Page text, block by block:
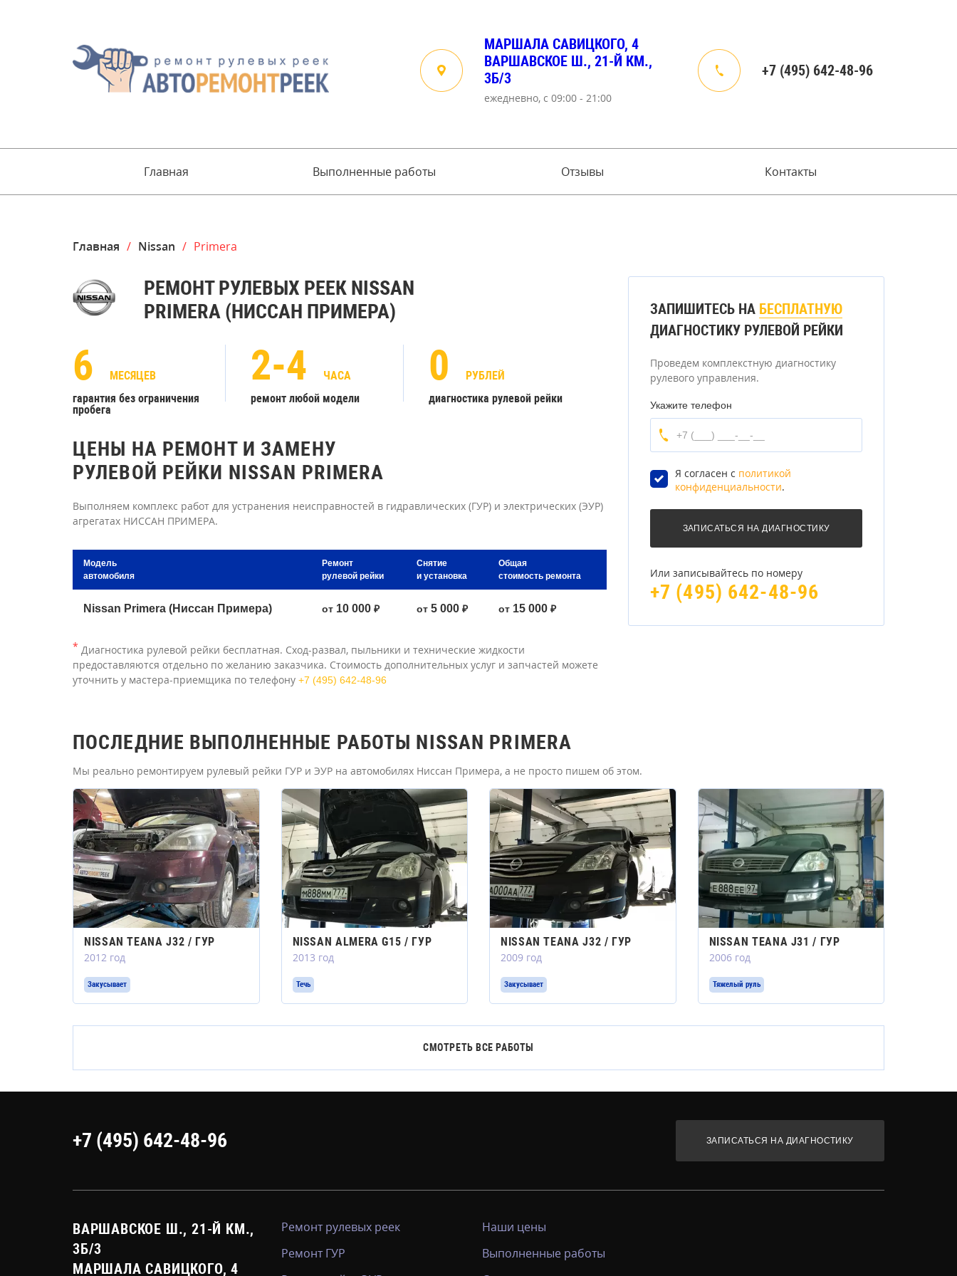
МАРШАЛА САВИЦКОГО, 4
ВАРШАВСКОЕ Ш., 21-Й КМ.,
3Б/3
ежедневно, с 09:00 - 21:00
+7 (495) 642-48-96
Главная Выполненные работы Отзывы Контакты
Главная / Nissan / Primera
РЕМОНТ РУЛЕВЫХ РЕЕК NISSAN
PRIMERA (НИССАН ПРИМЕРА)
6
МЕСЯЦЕВ
гарантия без ограничения
пробега
2-4
ЧАСА
ремонт любой модели
0
РУБЛЕЙ
диагностика рулевой рейки
ЦЕНЫ НА РЕМОНТ И ЗАМЕНУ
РУЛЕВОЙ РЕЙКИ NISSAN PRIMERA
Выполняем комплекс работ для устранения неисправностей в гидравлических (ГУР) и электрических (ЭУР)
агрегатах НИССАН ПРИМЕРА.
Модель
автомобиля
Ремонт
рулевой рейки
Снятие
и установка
Общая
стоимость ремонта
Nissan Primera (Ниссан Примера) от 10 000 ₽ от 5 000 ₽ от 15 000 ₽
* Диагностика рулевой рейки бесплатная. Сход-развал, пыльники и технические жидкости
предоставляются отдельно по желанию заказчика. Стоимость дополнительных услуг и запчастей можете
уточнить у мастера-приемщика по телефону +7 (495) 642-48-96
ЗАПИШИТЕСЬ НА БЕСПЛАТНУЮ
ДИАГНОСТИКУ РУЛЕВОЙ РЕЙКИ
Проведем комплекстную диагностику
рулевого управления.
Укажите телефон
Я согласен с политикой
конфиденциальности.
Или записывайтесь по номеру
+7 (495) 642-48-96
ПОСЛЕДНИЕ ВЫПОЛНЕННЫЕ РАБОТЫ NISSAN PRIMERA
Мы реально ремонтируем рулевый рейки ГУР и ЭУР на автомобилях Ниссан Примера, а не просто пишем об этом.
NISSAN TEANA J32 / ГУР
2012 год
Закусывает
NISSAN ALMERA G15 / ГУР
2013 год
Течь
NISSAN TEANA J32 / ГУР
2009 год
Закусывает
NISSAN TEANA J31 / ГУР
2006 год
Тяжелый руль
СМОТРЕТЬ ВСЕ РАБОТЫ
+7 (495) 642-48-96 ЗАПИСАТЬСЯ НА ДИАГНОСТИКУ
ВАРШАВСКОЕ Ш., 21-Й КМ.,
3Б/3
МАРШАЛА САВИЦКОГО, 4
Ремонт рулевых реек
Ремонт ГУР
Наши цены
Выполненные работы